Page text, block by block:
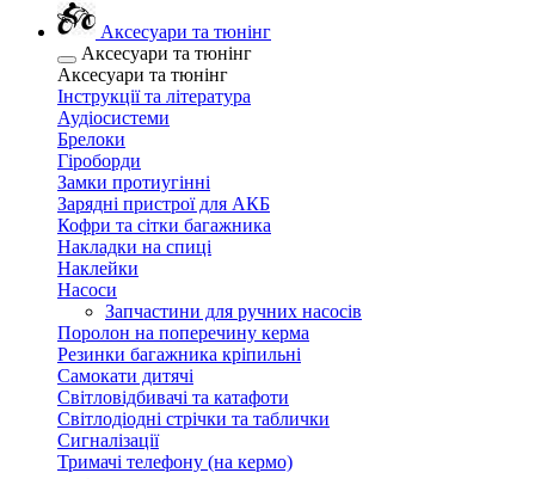
Аксесуари та тюнінг
Аксесуари та тюнінг
Аксесуари та тюнінг
Інструкції та література
Аудіосистеми
Брелоки
Гіроборди
Замки протиугінні
Зарядні пристрої для АКБ
Кофри та сітки багажника
Накладки на спиці
Наклейки
Насоси
Запчастини для ручних насосів
Поролон на поперечину керма
Резинки багажника кріпильні
Самокати дитячі
Світловідбивачі та катафоти
Світлодіодні стрічки та таблички
Сигналізації
Тримачі телефону (на кермо)